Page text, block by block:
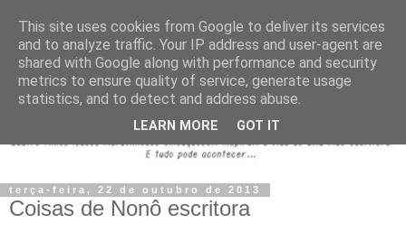
terça-feira, 22 de outubro de 2013
Coisas de Nonô escritora
This site uses cookies from Google to deliver its services
and to analyze traffic. Your IP address and user-agent are
shared with Google along with performance and security
metrics to ensure quality of service, generate usage
statistics, and to detect and address abuse.
LEARN MORE GOT IT